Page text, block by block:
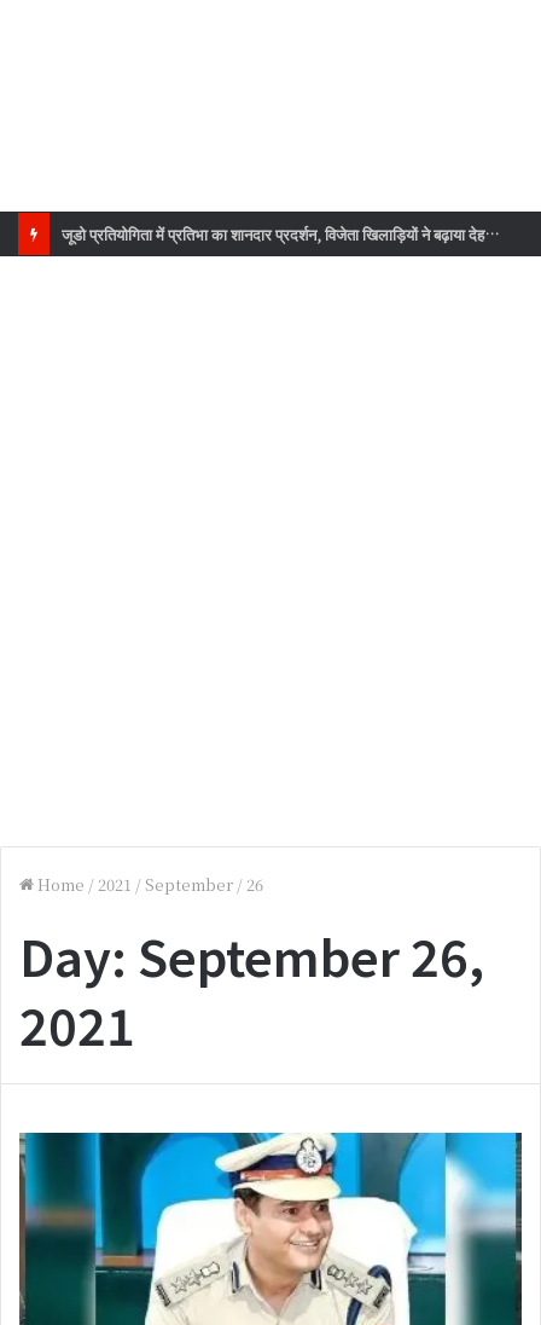
जूडो प्रतियोगिता में प्रतिभा का शानदार प्रदर्शन, विजेता खिलाड़ियों ने बढ़ाया देहरादून का गौरव
Home /2021 / September /26
Day: September 26,
2021